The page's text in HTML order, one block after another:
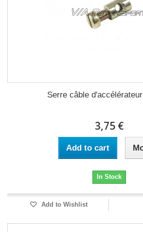
Serre câble
3,75 €
Add to cart
In Stock
Add to Wishlist